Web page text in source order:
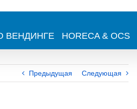
ВЕНДИНГЕ HORECA & OCS
Предыдущая Следующая